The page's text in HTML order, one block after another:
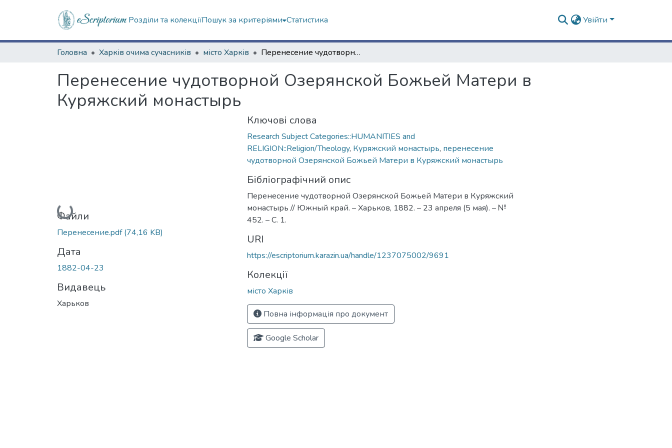
Розділи та колекціїПошук за критеріями Статистика Увійти
Головна Харків очима сучасників місто Харків Перенесение чудотворной Озерянской Божьей Матери в Куряжский монастырь
Перенесение чудотворной Озерянской Божьей Матери в
Куряжский монастырь
Вантажиться...
Файли
Перенесение.pdf(74,16 KB)
Дата
1882-04-23
Видавець
Харьков
Ключові слова
Research Subject Categories::HUMANITIES and
RELIGION::Religion/Theology, Куряжский монастырь, перенесение
чудотворной Озерянской Божьей Матери в Куряжский монастырь
Бібліографічний опис
Перенесение чудотворной Озерянской Божьей Матери в Куряжский
монастырь // Южный край. – Харьков, 1882. – 23 апреля (5 мая). – №
452. – С. 1.
URI
https://escriptorium.karazin.ua/handle/1237075002/9691
Колекції
місто Харків
Повна інформація про документ
Google Scholar